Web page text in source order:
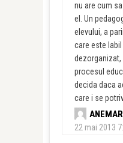
nu are cum
el. Un
elevului, a
care este
procesul
decida daca
care i se
22 mai 2013